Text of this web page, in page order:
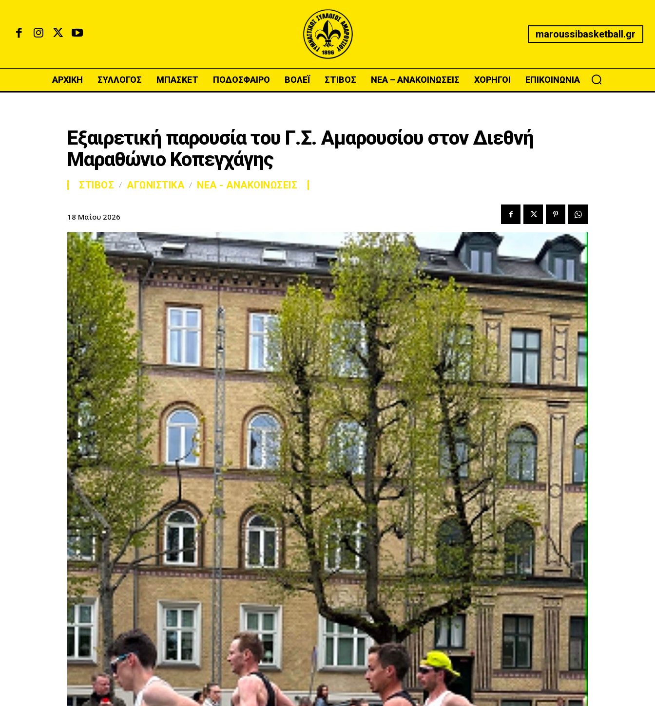
maroussibasketball.gr
ΑΡΧΙΚΗ ΣΥΛΛΟΓΟΣ ΜΠΑΣΚΕΤ ΠΟΔΟΣΦΑΙΡΟ ΒΟΛΕΪ ΣΤΙΒΟΣ ΝΕΑ – ΑΝΑΚΟΙΝΩΣΕΙΣ ΧΟΡΗΓΟΙ ΕΠΙΚΟΙΝΩΝΙΑ
Εξαιρετική παρουσία του Γ.Σ. Αμαρουσίου στον Διεθνή
Μαραθώνιο Κοπεγχάγης
ΣΤΙΒΟΣ ΑΓΩΝΙΣΤΙΚΑ ΝΕΑ - ΑΝΑΚΟΙΝΩΣΕΙΣ
18 Μαΐου 2026